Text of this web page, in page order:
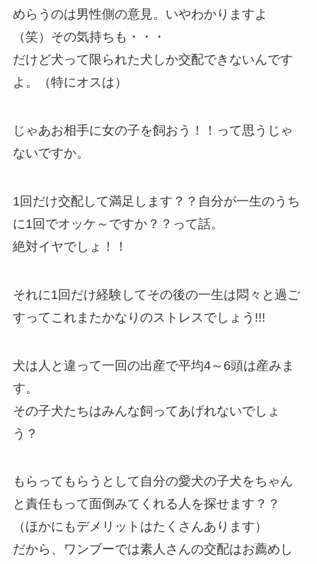
めらうのは男性側の意見。いやわかりますよ
（笑）その気持ちも・・・
だけど犬って限られた犬しか交配できないんです
よ。（特にオスは）
じゃあお相手に女の子を飼おう！！って思うじゃ
ないですか。
1回だけ交配して満足します？？自分が一生のうち
に1回でオッケ～ですか？？って話。
絶対イヤでしょ！！
それに1回だけ経験してその後の一生は悶々と過ご
すってこれまたかなりのストレスでしょう!!!
犬は人と違って一回の出産で平均4～6頭は産みま
す。
その子犬たちはみんな飼ってあげれないでしょ
う？
もらってもらうとして自分の愛犬の子犬をちゃん
と責任もって面倒みてくれる人を探せます？？
（ほかにもデメリットはたくさんあります）
だから、ワンブーでは素人さんの交配はお薦めし